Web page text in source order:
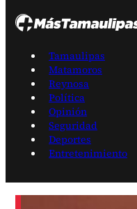
Tamaulipas
Matamoros
Reynosa
Política
Opinión
Seguridad
Deportes
Entretenimiento